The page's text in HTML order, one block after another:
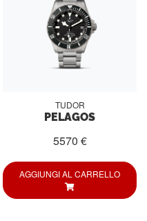
TUDOR
PELAGOS
5570 €
AGGIUNGI AL CARRELLO